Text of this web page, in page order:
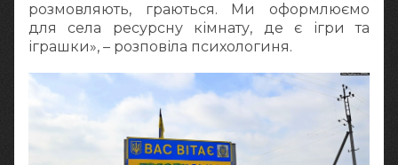
розмовляють, граються. Ми оформлюємо
для села ресурсну кімнату, де є ігри та
іграшки», – розповіла психологиня.